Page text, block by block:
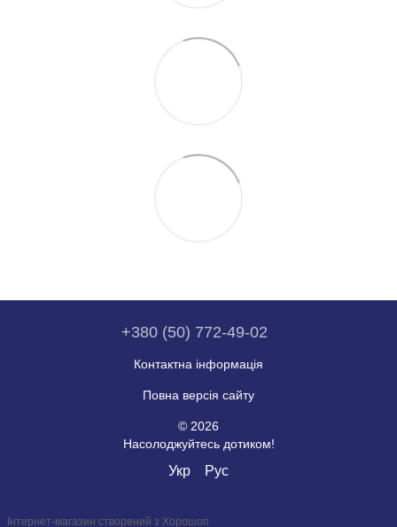
+380 (50) 772-49-02
Контактна інформація
Повна версія сайту
© 2026
Насолоджуйтесь дотиком!
Укр Рус
Інтернет-магазин створений з Хорошоп